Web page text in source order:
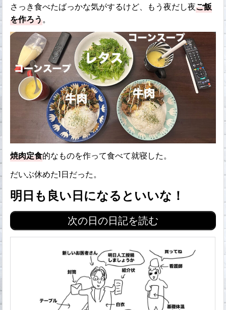
さっき食べたばっかな気がするけど、もう夜だし夜ご飯
を作ろう。
焼肉定食的なものを作って食べて就寝した。
だいぶ休めた1日だった。
明日も良い日になるといいな！
次の日の日記を読む